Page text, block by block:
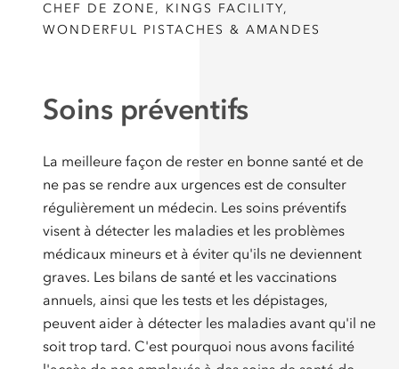
CHEF DE ZONE, KINGS FACILITY,
WONDERFUL PISTACHES & AMANDES
Soins préventifs
La meilleure façon de rester en bonne santé et de
ne pas se rendre aux urgences est de consulter
régulièrement un médecin. Les soins préventifs
visent à détecter les maladies et les problèmes
médicaux mineurs et à éviter qu'ils ne deviennent
graves. Les bilans de santé et les vaccinations
annuels, ainsi que les tests et les dépistages,
peuvent aider à détecter les maladies avant qu'il ne
soit trop tard. C'est pourquoi nous avons facilité